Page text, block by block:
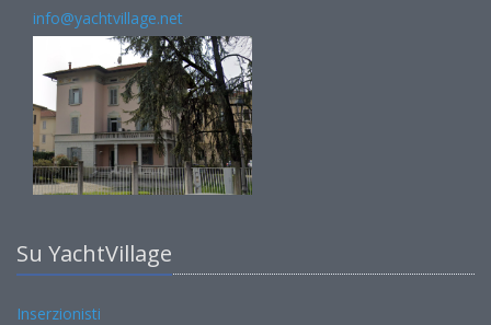
info@yachtvillage.net
Su YachtVillage
Inserzionisti